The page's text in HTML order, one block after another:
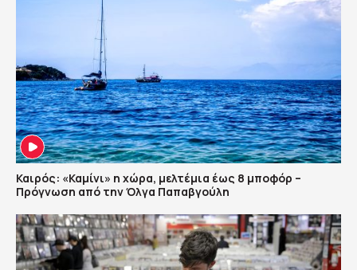
Καιρός: «Καμίνι» η χώρα, μελτέμια έως 8 μποφόρ –
Πρόγνωση από την Όλγα Παπαβγούλη